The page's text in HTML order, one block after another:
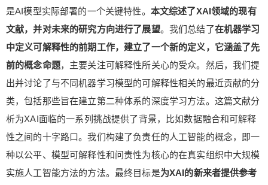
是AI模型实际部署的一个关键特性。 本文综述了XAI领域的现有
文献，并对未来的研究方向进行了展望。我们总结了在机器学习
中定义可解释性的前期工作，建立了一个新的定义，它涵盖了先
前的概念命题，主要关注可解释性所关心的受众。然后，我们提
出并讨论了与不同机器学习模型的可解释性相关的最近贡献的分
类，包括那些旨在建立第二种体系的深度学习方法。这篇文献分
析为XAI面临的一系列挑战提供了背景，比如数据融合和可解释
性之间的十字路口。我们构建了负责任的人工智能的概念，即一
种以公平、模型可解释性和问责性为核心的在真实组织中大规模
实施人工智能方法的方法。最终目标是为XAI的新来者提供参考